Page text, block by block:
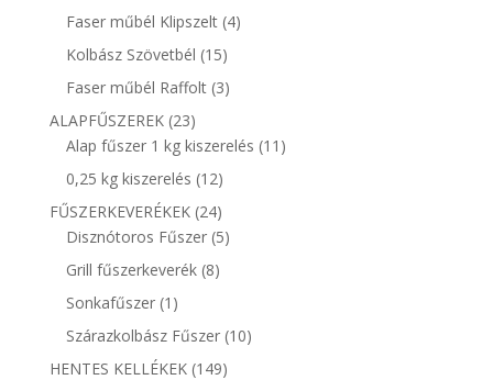
Faser műbél Klipszelt 44
Kolbász Szövetbél 1515
termék
Faser műbél Raffolt 33
ALAPFŰSZEREK 2323
termék
Alap fűszer 1 kg kiszerelés 11 11
0,25 kg kiszerelés 1212
termék
FŰSZERKEVERÉKEK 2424
termék
Disznótoros Fűszer 55
Grill fűszerkeverék 88
Sonkafűszer 1 1
termék
Szárazkolbász Fűszer 1010
HENTES KELLÉKEK 149149